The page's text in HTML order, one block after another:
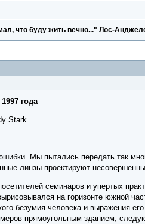
что буду жить вечно..." Лос-
года
Stark
Мы пытались передать так
линзы проектируют
семинаров и упертых
на горизонте южной
безумия человека и выражения
прямоугольным зданием,